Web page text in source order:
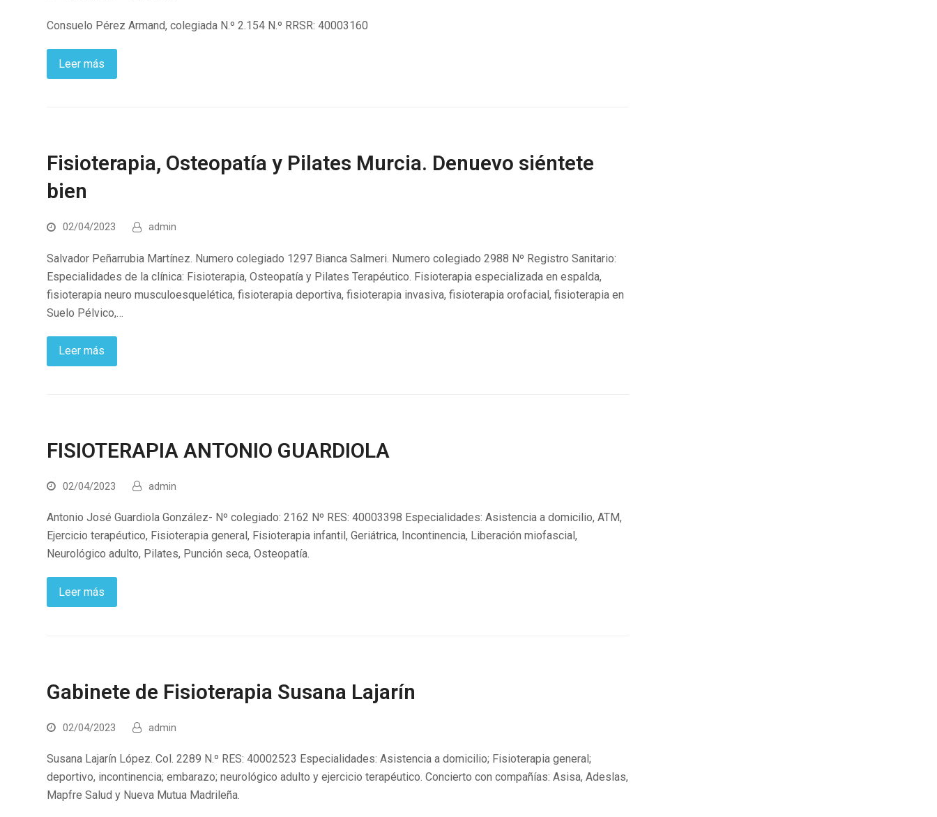
Consuelo Pérez Armand, colegiada N.º 2.154 N.º RRSR: 40003160
Leer más
Fisioterapia, Osteopatía y Pilates Murcia. Denuevo siéntete
bien
02/04/2023 admin
Salvador Peñarrubia Martínez. Numero colegiado 1297 Bianca Salmeri. Numero colegiado 2988 Nº Registro Sanitario:
Especialidades de la clínica: Fisioterapia, Osteopatía y Pilates Terapéutico. Fisioterapia especializada en espalda,
fisioterapia neuro musculoesquelética, fisioterapia deportiva, fisioterapia invasiva, fisioterapia orofacial, fisioterapia en
Suelo Pélvico,…
Leer más
FISIOTERAPIA ANTONIO GUARDIOLA
02/04/2023 admin
Antonio José Guardiola González- Nº colegiado: 2162 Nº RES: 40003398 Especialidades: Asistencia a domicilio, ATM,
Ejercicio terapéutico, Fisioterapia general, Fisioterapia infantil, Geriátrica, Incontinencia, Liberación miofascial,
Neurológico adulto, Pilates, Punción seca, Osteopatía.
Leer más
Gabinete de Fisioterapia Susana Lajarín
02/04/2023 admin
Susana Lajarín López. Col. 2289 N.º RES: 40002523 Especialidades: Asistencia a domicilio; Fisioterapia general;
deportivo, incontinencia; embarazo; neurológico adulto y ejercicio terapéutico. Concierto con compañías: Asisa, Adeslas,
Mapfre Salud y Nueva Mutua Madrileña.